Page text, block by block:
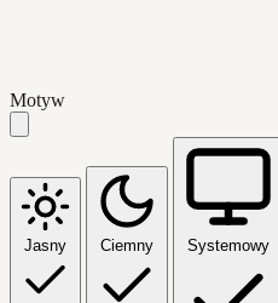
Motyw
Jasny Ciemny Systemowy